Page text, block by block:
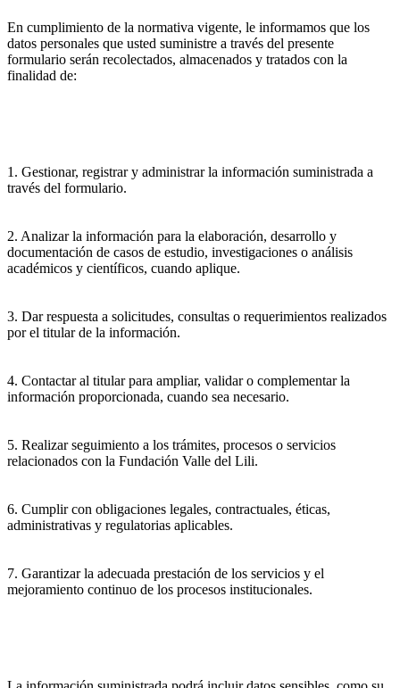
En cumplimiento de la normativa vigente, le informamos que los
datos personales que usted suministre a través del presente
formulario serán recolectados, almacenados y tratados con la
finalidad de:
1. Gestionar, registrar y administrar la información suministrada a
través del formulario.
2. Analizar la información para la elaboración, desarrollo y
documentación de casos de estudio, investigaciones o análisis
académicos y científicos, cuando aplique.
3. Dar respuesta a solicitudes, consultas o requerimientos realizados
por el titular de la información.
4. Contactar al titular para ampliar, validar o complementar la
información proporcionada, cuando sea necesario.
5. Realizar seguimiento a los trámites, procesos o servicios
relacionados con la Fundación Valle del Lili.
6. Cumplir con obligaciones legales, contractuales, éticas,
administrativas y regulatorias aplicables.
7. Garantizar la adecuada prestación de los servicios y el
mejoramiento continuo de los procesos institucionales.